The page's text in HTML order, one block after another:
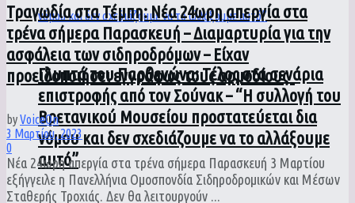
Γλυπτά του Παρθενώνα: Τέλος στα σενάρια
επιστροφής από τον Σούνακ – “Η συλλογή του
Βρετανικού Μουσείου προστατεύεται δια
νόμου και δεν σχεδιάζουμε να το αλλάξουμε
αυτό”
Τραγωδία στα Τέμπη: Νέα 24ωρη απεργία στα
τρένα σήμερα Παρασκευή – Διαμαρτυρία για την
ασφάλεια των σιδηροδρόμων – Είχαν
προειδοποιήσει εγγράφως τους αρμοδίους
byVoiceOn
3 Μαρτίου, 2023
0
Νέα 24ωρη απεργία στα τρένα σήμερα Παρασκευή 3 Μαρτίου
εξήγγειλε η Πανελλήνια Ομοσπονδία Σιδηροδρομικών και Μέσων
Σταθερής Τροχιάς. Δεν θα λειτουργούν ...